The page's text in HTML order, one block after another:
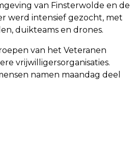
van Finsterwolde en de
werd intensief gezocht, met
duikteams en drones.
van het Veteranen
vrijwilligersorganisaties.
namen maandag deel